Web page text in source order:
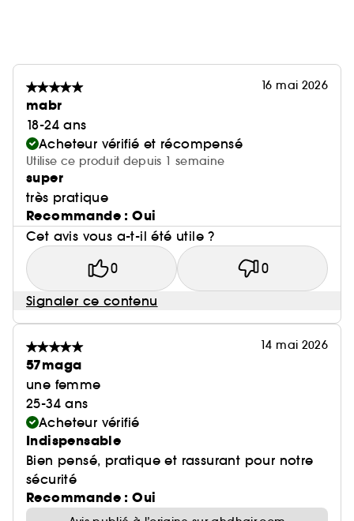
16 mai 2026
mabr
18-24 ans
Acheteur vérifié et récompensé
Utilise ce produit depuis 1 semaine
super
très pratique
Recommande : Oui
Cet avis vous a-t-il été utile ?
0 0
Signaler ce contenu
14 mai 2026
57maga
une femme
25-34 ans
Acheteur vérifié
Indispensable
Bien pensé, pratique et rassurant pour notre
sécurité
Recommande : Oui